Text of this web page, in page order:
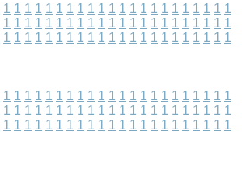
1 1 1 1 1 1 1 1 1 1 1 1 1 1 1 1 1 1 1 1 1 1
1 1 1 1 1 1 1 1 1 1 1 1 1 1 1 1 1 1 1 1 1 1
1 1 1 1 1 1 1 1 1 1 1 1 1 1 1 1 1 1 1 1 1 1
1 1 1 1 1 1 1 1 1 1 1 1 1 1 1 1 1 1 1 1 1 1
1 1 1 1 1 1 1 1 1 1 1 1 1 1 1 1 1 1 1 1 1 1
1 1 1 1 1 1 1 1 1 1 1 1 1 1 1 1 1 1 1 1 1 1